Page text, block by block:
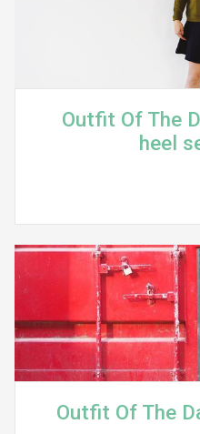
Outfit Of The
heel
Outfit Of The